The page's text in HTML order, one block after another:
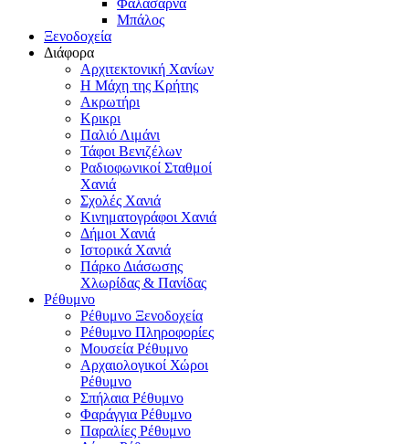
Φαλάσαρνα
Μπάλος
Ξενοδοχεία
Διάφορα
Αρχιτεκτονική Χανίων
Η Μάχη της Κρήτης
Ακρωτήρι
Κρικρι
Παλιό Λιμάνι
Τάφοι Βενιζέλων
Ραδιοφωνικοί Σταθμοί
Χανιά
Σχολές Χανιά
Κινηματογράφοι Χανιά
Δήμοι Χανιά
Ιστορικά Χανιά
Πάρκο Διάσωσης
Χλωρίδας & Πανίδας
Ρέθυμνο
Ρέθυμνο Ξενοδοχεία
Ρέθυμνο Πληροφορίες
Μουσεία Ρέθυμνο
Αρχαιολογικοί Χώροι
Ρέθυμνο
Σπήλαια Ρέθυμνο
Φαράγγια Ρέθυμνο
Παραλίες Ρέθυμνο